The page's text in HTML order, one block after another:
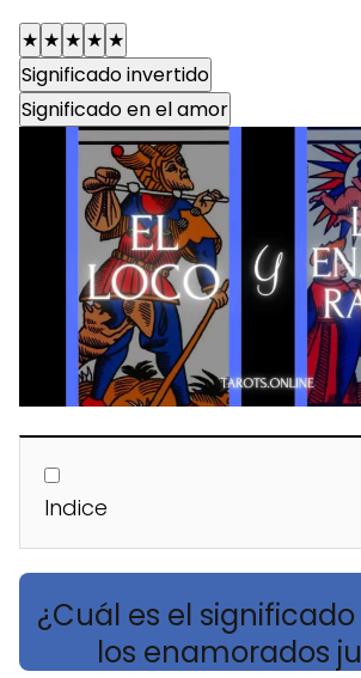
★ ★ ★ ★ ★
Significado invertido
Significado en el amor
Indice
¿Cuál es el
los enamorados